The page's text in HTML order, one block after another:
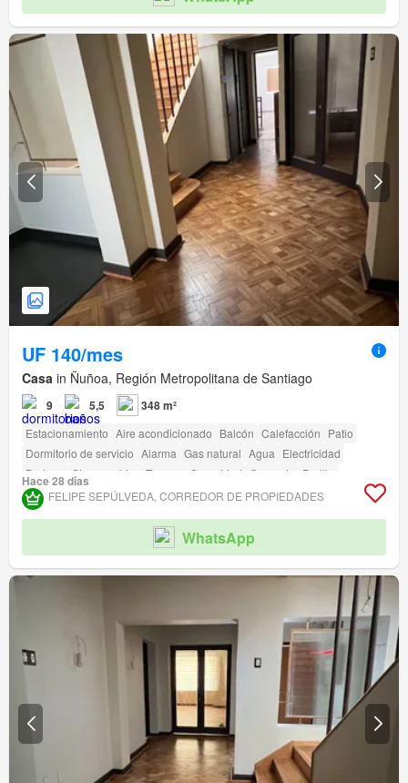
UF 140/mes
Casa in Ñuñoa, Región Metropolitana de Santiago
9 5,5 348 m²
Estacionamiento Aire acondicionado Balcón Calefacción Patio
Dormitorio de servicio Alarma Gas natural Agua Electricidad
Bodega
Sin amueblar Terraza Seguridad Conserje Parilla
Hace 28 días
FELIPE SEPÚLVEDA, CORREDOR DE PROPIEDADES
WhatsApp